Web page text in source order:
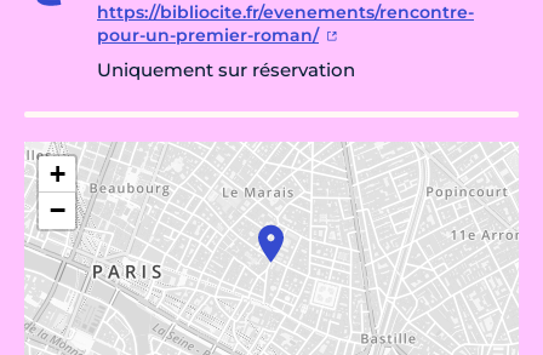
https://bibliocite.fr/evenements/rencontre-
pour-un-premier-roman/
Uniquement sur réservation
+
−